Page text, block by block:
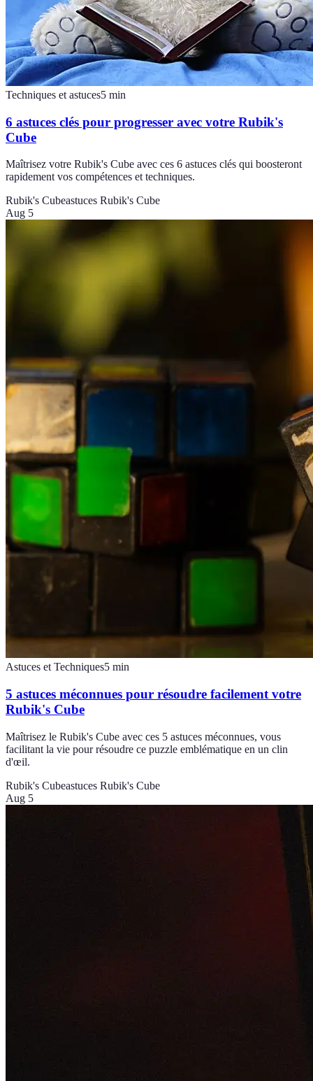
Techniques et astuces5 min
6 astuces clés pour progresser avec votre Rubik's
Cube
Maîtrisez votre Rubik's Cube avec ces 6 astuces clés qui boosteront
rapidement vos compétences et techniques.
Rubik's Cubeastuces Rubik's Cube
Aug 5
Astuces et Techniques5 min
5 astuces méconnues pour résoudre facilement votre
Rubik's Cube
Maîtrisez le Rubik's Cube avec ces 5 astuces méconnues, vous
facilitant la vie pour résoudre ce puzzle emblématique en un clin
d'œil.
Rubik's Cubeastuces Rubik's Cube
Aug 5